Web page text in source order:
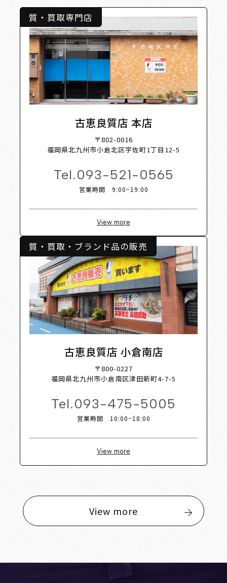
質・買取専門店
古恵良質店 本店
〒802-0016
福岡県北九州市小倉北区宇佐町1丁目12-5
Tel.093-521-0565
営業時間 9:00~19:00
View more
質・買取・ブランド品の販売
古恵良質店 小倉南店
〒800-0227
福岡県北九州市小倉南区津田新町4-7-5
Tel.093-475-5005
営業時間 10:00~18:00
View more
View more